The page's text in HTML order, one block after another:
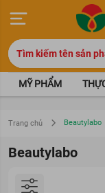
MỸ PHẨM
Trang chủ Beautylabo
Beautylabo